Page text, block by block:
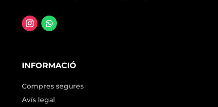
INFORMACIÓ
Compres segures
Avís legal